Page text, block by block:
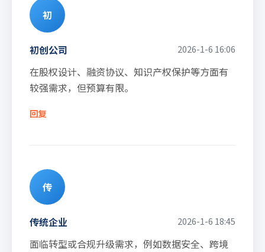
初
初创公司 2026-1-6 16:06
在股权设计、融资协议、知识产权保护等方面有
较强需求，但预算有限。
回复
传
传统企业 2026-1-6 18:45
面临转型或合规升级需求，例如数据安全、跨境